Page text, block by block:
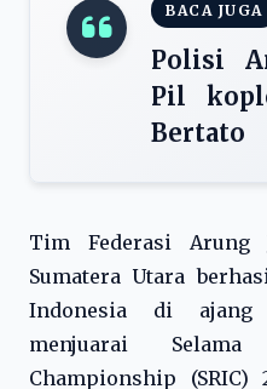
BACA JUGA
Polisi
Pil
Bertato
Tim Federasi Arung
Sumatera Utara
Indonesia di ajang
menjuarai
Championship (SRIC)